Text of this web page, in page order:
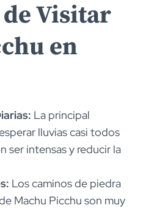
Visitar
en
La principal
lluvias casi todos
ser intensas y reducir la
Los caminos de piedra
Machu Picchu son muy